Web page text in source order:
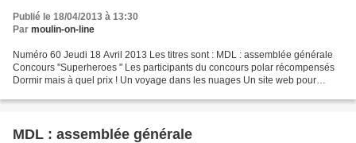
Publié le 18/04/2013 à 13:30
Par moulin-on-line
Numéro 60 Jeudi 18 Avril 2013 Les titres sont : MDL : assemblée générale
Concours "Superheroes " Les participants du concours polar récompensés
Dormir mais à quel prix ! Un voyage dans les nuages Un site web pour
MDL : assemblée générale